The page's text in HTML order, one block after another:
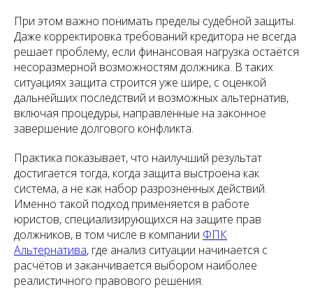
При этом важно понимать пределы судебной защиты.
Даже корректировка требований кредитора не всегда
решает проблему, если финансовая нагрузка остаётся
несоразмерной возможностям должника. В таких
ситуациях защита строится уже шире, с оценкой
дальнейших последствий и возможных альтернатив,
включая процедуры, направленные на законное
завершение долгового конфликта.
Практика показывает, что наилучший результат
достигается тогда, когда защита выстроена как
система, а не как набор разрозненных действий.
Именно такой подход применяется в работе
юристов, специализирующихся на защите прав
должников, в том числе в компании ФПК
Альтернатива, где анализ ситуации начинается с
расчётов и заканчивается выбором наиболее
реалистичного правового решения.